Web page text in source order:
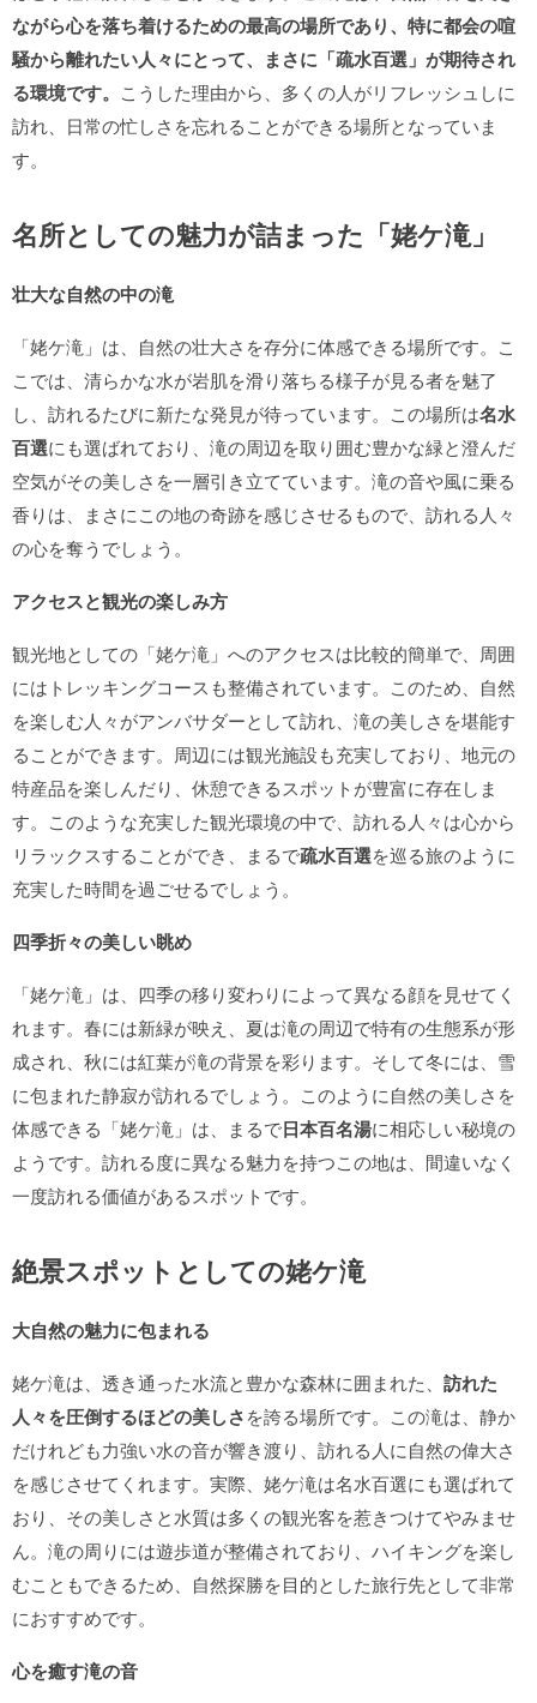
ながら心を落ち着けるための最高の場所であり、特に都会の喧
騒から離れたい人々にとって、まさに「疏水百選」が期待され
る環境です。 こうした理由から、多くの人がリフレッシュしに
訪れ、日常の忙しさを忘れることができる場所となっていま
す。
名所としての魅力が詰まった「姥ケ滝」
壮大な自然の中の滝
「姥ケ滝」は、自然の壮大さを存分に体感できる場所です。こ
こでは、清らかな水が岩肌を滑り落ちる様子が見る者を魅了
し、訪れるたびに新たな発見が待っています。この場所は名水
百選にも選ばれており、滝の周辺を取り囲む豊かな緑と澄んだ
空気がその美しさを一層引き立てています。滝の音や風に乗る
香りは、まさにこの地の奇跡を感じさせるもので、訪れる人々
の心を奪うでしょう。
アクセスと観光の楽しみ方
観光地としての「姥ケ滝」へのアクセスは比較的簡単で、周囲
にはトレッキングコースも整備されています。このため、自然
を楽しむ人々がアンバサダーとして訪れ、滝の美しさを堪能す
ることができます。周辺には観光施設も充実しており、地元の
特産品を楽しんだり、休憩できるスポットが豊富に存在しま
す。このような充実した観光環境の中で、訪れる人々は心から
リラックスすることができ、まるで疏水百選を巡る旅のように
充実した時間を過ごせるでしょう。
四季折々の美しい眺め
「姥ケ滝」は、四季の移り変わりによって異なる顔を見せてく
れます。春には新緑が映え、夏は滝の周辺で特有の生態系が形
成され、秋には紅葉が滝の背景を彩ります。そして冬には、雪
に包まれた静寂が訪れるでしょう。このように自然の美しさを
体感できる「姥ケ滝」は、まるで日本百名湯に相応しい秘境の
ようです。訪れる度に異なる魅力を持つこの地は、間違いなく
一度訪れる価値があるスポットです。
絶景スポットとしての姥ケ滝
大自然の魅力に包まれる
姥ケ滝は、透き通った水流と豊かな森林に囲まれた、 訪れた
人々を圧倒するほどの美しさを誇る場所です。この滝は、静か
だけれども力強い水の音が響き渡り、訪れる人に自然の偉大さ
を感じさせてくれます。実際、姥ケ滝は名水百選にも選ばれて
おり、その美しさと水質は多くの観光客を惹きつけてやみませ
ん。滝の周りには遊歩道が整備されており、ハイキングを楽し
むこともできるため、自然探勝を目的とした旅行先として非常
におすすめです。
心を癒す滝の音